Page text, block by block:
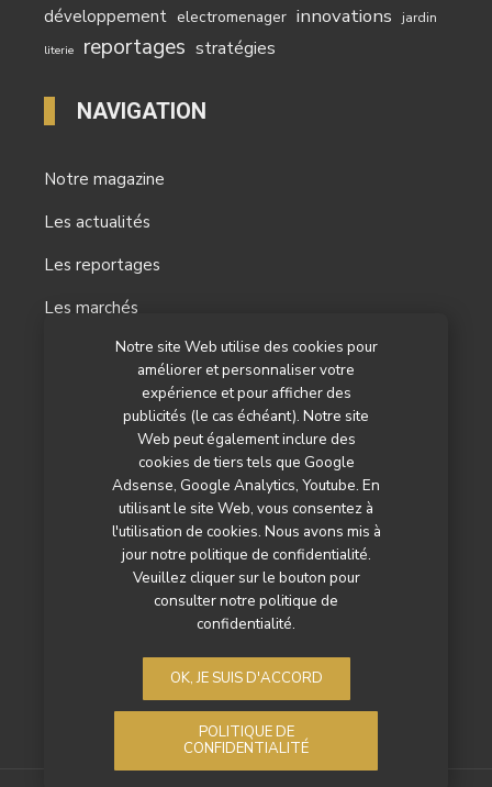
Notre site Web utilise des cookies pour
améliorer et personnaliser votre
expérience et pour afficher des
publicités (le cas échéant). Notre site
Web peut également inclure des
cookies de tiers tels que Google
Adsense, Google Analytics, Youtube. En
utilisant le site Web, vous consentez à
l'utilisation de cookies. Nous avons mis à
jour notre politique de confidentialité.
Veuillez cliquer sur le bouton pour
consulter notre politique de
confidentialité.
OK, JE SUIS D'ACCORD
POLITIQUE DE
CONFIDENTIALITÉ
développement electromenager innovations jardin
literie reportages stratégies
NAVIGATION
Notre magazine
Les actualités
Les reportages
Les marchés
Nos autres titres
Qui sommes-nous ?
Contactez-nous
Mentions légales
Politique de confidentialité